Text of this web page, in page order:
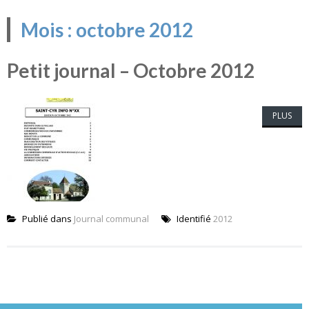
Mois : octobre 2012
Petit journal – Octobre 2012
PLUS
Publié dans Journal communal Identifié 2012